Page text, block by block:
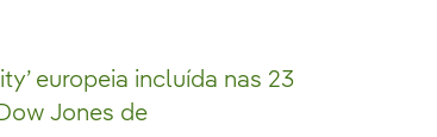
europeia incluída nas 23
Jones de